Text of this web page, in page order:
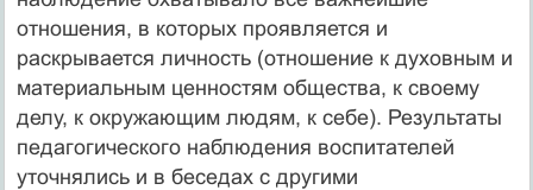
отношения, в которых проявляется и
раскрывается личность (отношение к духовным и
материальным ценностям общества, к своему
делу, к окружающим людям, к себе). Результаты
педагогического наблюдения воспитателей
уточнялись и в беседах с другими